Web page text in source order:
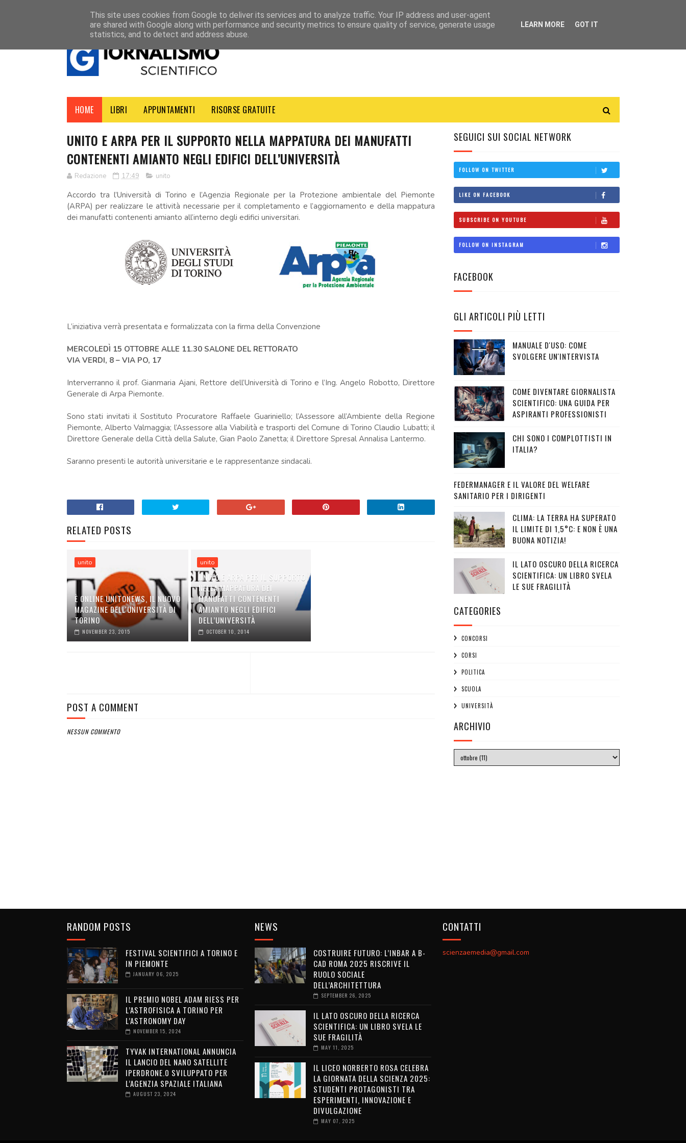
CONTATTI
HOME LIBRI APPUNTAMENTI RISORSE GRATUITE
UNITO E ARPA PER IL SUPPORTO NELLA MAPPATURA DEI MANUFATTI
CONTENENTI AMIANTO NEGLI EDIFICI DELL’UNIVERSITÀ
Redazione 17:49 unito
Accordo tra l’Università di Torino e l’Agenzia Regionale per la Protezione ambientale del Piemonte
(ARPA) per realizzare le attività necessarie per il completamento e l’aggiornamento e della mappatura
dei manufatti contenenti amianto all’interno degli edifici universitari.
L’iniziativa verrà presentata e formalizzata con la firma della Convenzione
MERCOLEDÌ 15 OTTOBRE ALLE 11.30 SALONE DEL RETTORATO
VIA VERDI, 8 – VIA PO, 17
Interverranno il prof. Gianmaria Ajani, Rettore dell’Università di Torino e l’Ing. Angelo Robotto, Direttore
Generale di Arpa Piemonte.
Sono stati invitati il Sostituto Procuratore Raffaele Guariniello; l’Assessore all’Ambiente della Regione
Piemonte, Alberto Valmaggia; l’Assessore alla Viabilità e trasporti del Comune di Torino Claudio Lubatti; il
Direttore Generale della Città della Salute, Gian Paolo Zanetta; il Direttore Spresal Annalisa Lantermo.
Saranno presenti le autorità universitarie e le rappresentanze sindacali.
RELATED POSTS
unito
È ONLINE UNITONEWS, IL NUOVO
MAGAZINE DELL'UNIVERSITÀ DI
TORINO
NOVEMBER 23, 2015
unito
UNITO E ARPA PER IL SUPPORTO
NELLA MAPPATURA DEI
MANUFATTI CONTENENTI
AMIANTO NEGLI EDIFICI
DELL’UNIVERSITÀ
OCTOBER 10, 2014
POST A COMMENT
NESSUN COMMENTO
SEGUICI SUI SOCIAL NETWORK
FOLLOW ON TWITTER
LIKE ON FACEBOOK
SUBSCRIBE ON YOUTUBE
FOLLOW ON INSTAGRAM
FACEBOOK
GLI ARTICOLI PIÙ LETTI
MANUALE D'USO: COME
SVOLGERE UN'INTERVISTA
COME DIVENTARE GIORNALISTA
SCIENTIFICO: UNA GUIDA PER
ASPIRANTI PROFESSIONISTI
CHI SONO I COMPLOTTISTI IN
ITALIA?
FEDERMANAGER E IL VALORE DEL WELFARE
SANITARIO PER I DIRIGENTI
CLIMA: LA TERRA HA SUPERATO
IL LIMITE DI 1,5°C: E NON È UNA
BUONA NOTIZIA!
IL LATO OSCURO DELLA RICERCA
SCIENTIFICA: UN LIBRO SVELA
LE SUE FRAGILITÀ
CATEGORIES
CONCORSI
CORSI
POLITICA
SCUOLA
UNIVERSITÀ
ARCHIVIO
RANDOM POSTS
FESTIVAL SCIENTIFICI A TORINO E
IN PIEMONTE
JANUARY 06, 2025
IL PREMIO NOBEL ADAM RIESS PER
L’ASTROFISICA A TORINO PER
L’ASTRONOMY DAY
NOVEMBER 15, 2024
TYVAK INTERNATIONAL ANNUNCIA
IL LANCIO DEL NANO SATELLITE
IPERDRONE.0 SVILUPPATO PER
L’AGENZIA SPAZIALE ITALIANA
AUGUST 23, 2024
NEWS
COSTRUIRE FUTURO: L’INBAR A B-
CAD ROMA 2025 RISCRIVE IL
RUOLO SOCIALE
DELL’ARCHITETTURA
SEPTEMBER 26, 2025
IL LATO OSCURO DELLA RICERCA
SCIENTIFICA: UN LIBRO SVELA LE
SUE FRAGILITÀ
MAY 11, 2025
IL LICEO NORBERTO ROSA CELEBRA
LA GIORNATA DELLA SCIENZA 2025:
STUDENTI PROTAGONISTI TRA
ESPERIMENTI, INNOVAZIONE E
DIVULGAZIONE
MAY 07, 2025
CONTATTI
scienzaemedia@gmail.com
This site uses cookies from Google to deliver its services and to analyze traffic. Your IP address and user-agent
are shared with Google along with performance and security metrics to ensure quality of service, generate usage
statistics, and to detect and address abuse.
LEARN MORE GOT IT